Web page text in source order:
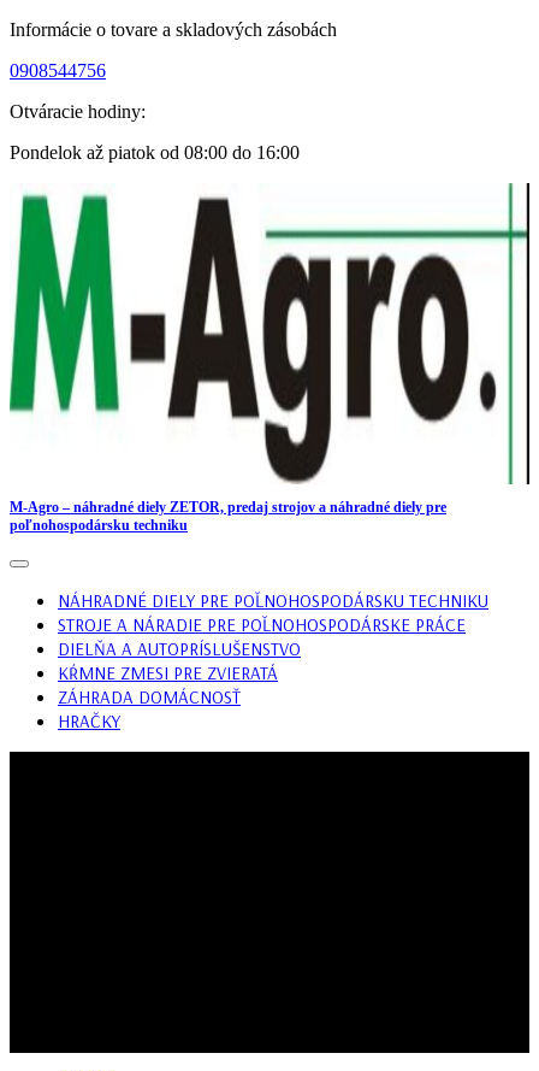
Skip
content
Informácie o tovare a skladových zásobách
0908544756
Otváracie hodiny:
Pondelok až piatok od 08:00 do 16:00
M-Agro – náhradné diely ZETOR, predaj strojov a náhradné diely pre
poľnohospodársku techniku
Open
NÁHRADNÉ DIELY PRE POĽNOHOSPODÁRSKU TECHNIKU
STROJE A NÁRADIE PRE POĽNOHOSPODÁRSKE PRÁCE
DIELŇA A AUTOPRÍSLUŠENSTVO
KŔMNE ZMESI PRE ZVIERATÁ
ZÁHRADA DOMÁCNOSŤ
HRAČKY